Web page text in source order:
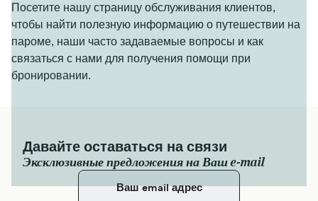
Посетите нашу страницу обслуживания клиентов,
чтобы найти полезную информацию о путешествии на
пароме, наши часто задаваемые вопросы и как
связаться с нами для получения помощи при
бронировании.
Давайте оставаться на связи
Эксклюзивные предложения на Ваш e-mail